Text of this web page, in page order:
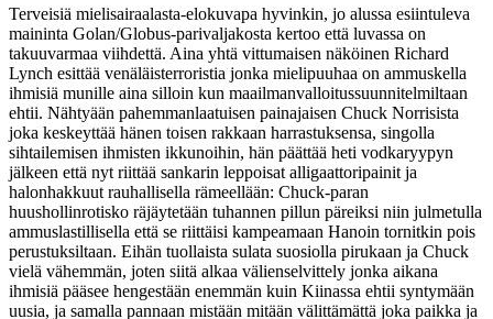
Terveisiä mielisairaalasta-elokuvapa hyvinkin, jo alussa esiintuleva
maininta Golan/Globus-parivaljakosta kertoo että luvassa on
takuuvarmaa viihdettä. Aina yhtä vittumaisen näköinen Richard
Lynch esittää venäläisterroristia jonka mielipuuhaa on ammuskella
ihmisiä munille aina silloin kun maailmanvalloitussuunnitelmiltaan
ehtii. Nähtyään pahemmanlaatuisen painajaisen Chuck Norrisista
joka keskeyttää hänen toisen rakkaan harrastuksensa, singolla
sihtailemisen ihmisten ikkunoihin, hän päättää heti vodkaryypyn
jälkeen että nyt riittää sankarin leppoisat alligaattoripainit ja
halonhakkuut rauhallisella rämeellään: Chuck-paran
huushollinrotisko räjäytetään tuhannen pillun päreiksi niin julmetulla
ammuslastillisella että se riittäisi kampeamaan Hanoin tornitkin pois
perustuksiltaan. Eihän tuollaista sulata suosiolla pirukaan ja Chuck
vielä vähemmän, joten siitä alkaa välienselvittely jonka aikana
ihmisiä pääsee hengestään enemmän kuin Kiinassa ehtii syntymään
uusia, ja samalla pannaan mistään mitään välittämättä joka paikka ja